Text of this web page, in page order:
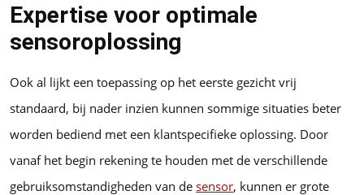
Expertise voor optimale
sensoroplossing
Ook al lijkt een toepassing op het eerste gezicht vrij
standaard, bij nader inzien kunnen sommige situaties beter
worden bediend met een klantspecifieke oplossing. Door
vanaf het begin rekening te houden met de verschillende
gebruiksomstandigheden van de sensor, kunnen er grote